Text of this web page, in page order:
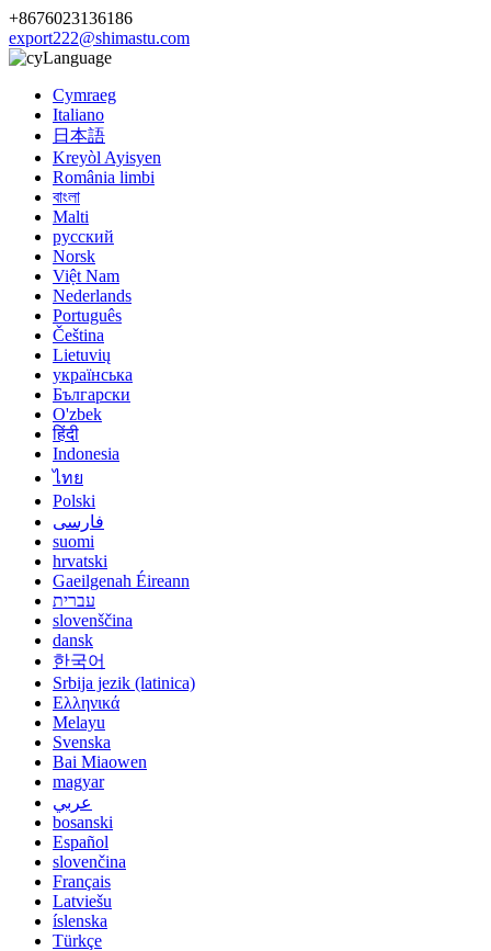
+8676023136186
export222@shimastu.com
Language
Cymraeg
Italiano
日本語
Kreyòl Ayisyen
România limbi
বাংলা
Malti
русский
Norsk
Việt Nam
Nederlands
Português
Čeština
Lietuvių
українська
Български
O'zbek
हिंदी
Indonesia
ไทย
Polski
فارسی
suomi
hrvatski
Gaeilgenah Éireann
עברית
slovenščina
dansk
한국어
Srbija jezik (latinica)
Ελληνικά
Melayu
Svenska
Bai Miaowen
magyar
عربي
bosanski
Español
slovenčina
Français
Latviešu
íslenska
Türkçe